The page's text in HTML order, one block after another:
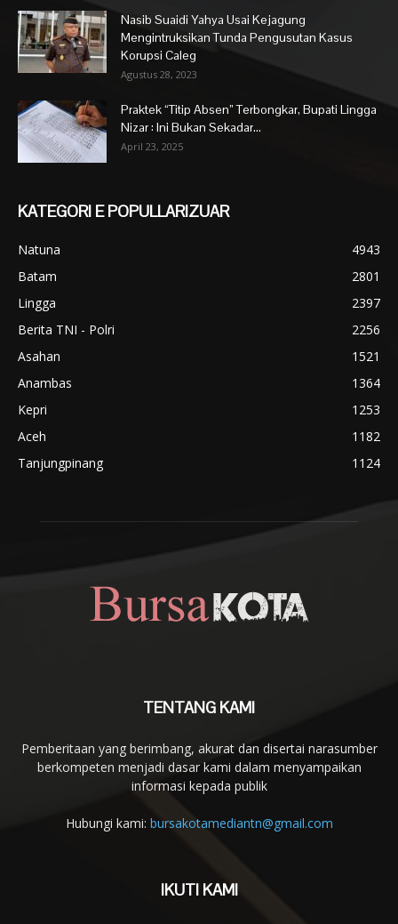
Nasib Suaidi Yahya Usai Kejagung
Mengintruksikan Tunda Pengusutan Kasus
Korupsi Caleg
Agustus 28, 2023
Praktek “Titip Absen” Terbongkar, Bupati Lingga
Nizar : Ini Bukan Sekadar...
April 23, 2025
KATEGORI E POPULLARIZUAR
Natuna
4943
Batam
2801
Lingga
2397
Berita TNI - Polri
2256
Asahan
1521
Anambas
1364
Kepri
1253
Aceh
1182
Tanjungpinang
1124
TENTANG KAMI
Pemberitaan yang berimbang, akurat dan disertai narasumber
berkompeten menjadi dasar kami dalam menyampaikan
informasi kepada publik
Hubungi kami: bursakotamediantn@gmail.com
IKUTI KAMI